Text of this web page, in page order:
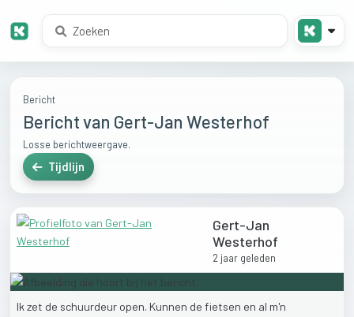
Bericht
Bericht van Gert-Jan Westerhof
Losse berichtweergave.
Tijdlijn
Gert-Jan
Westerhof
2 jaar geleden
Ik zet de schuurdeur open. Kunnen de fietsen en al m'n